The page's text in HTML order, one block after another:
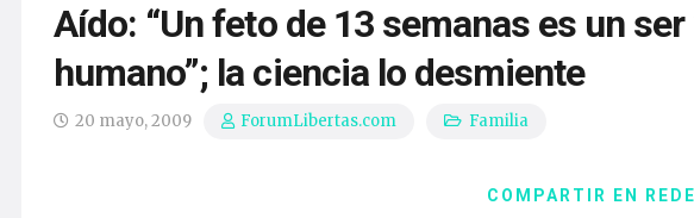
Aído: “Un feto de 13 semanas es un
humano”; la ciencia lo desmiente
20 mayo, 2009 ForumLibertas.com Familia
COMPARTIR EN